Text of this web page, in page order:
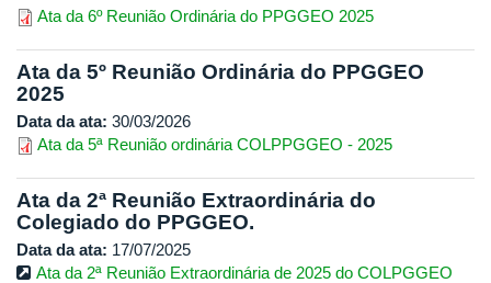
Ata da 6º Reunião Ordinária do PPGGEO 2025
Ata da 5º Reunião Ordinária do PPGGEO
2025
Data da ata: 30/03/2026
Ata da 5ª Reunião ordinária COLPPGGEO - 2025
Ata da 2ª Reunião Extraordinária do
Colegiado do PPGGEO.
Data da ata: 17/07/2025
Ata da 2ª Reunião Extraordinária de 2025 do COLPGGEO